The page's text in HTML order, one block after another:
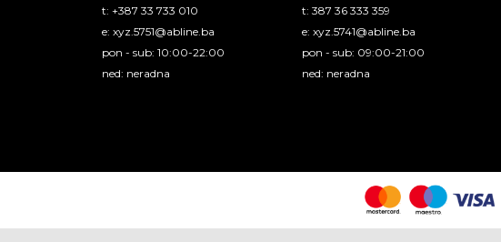
t: +387 33 733 010
e: xyz.5751@abline.ba
pon - sub: 10:00-22:00
ned: neradna
t: 387 36 333 359
e:xyz.5741@abline.ba
pon - sub: 09:00-21:00
ned: neradna